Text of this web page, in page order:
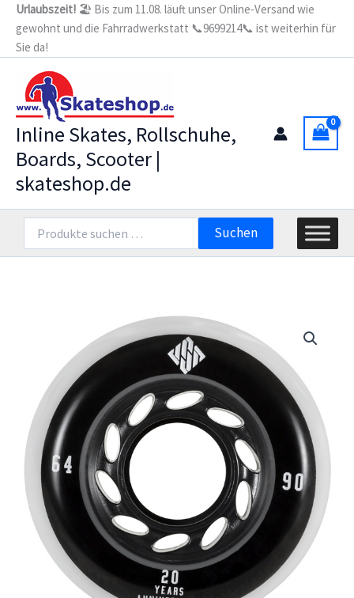
Zum
Inhalt
springen
Urlaubszeit! 🏖️ Bis zum 11.08. läuft unser Online-Versand wie
gewohnt und die Fahrradwerkstatt 📞9699214📞 ist weiterhin für
Sie da!
Inline Skates, Rollschuhe,
Boards, Scooter |
skateshop.de
nach:
Suchen
20
years
(4er
Set)
Menge